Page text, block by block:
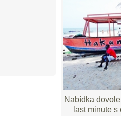
Nabídka
last minute